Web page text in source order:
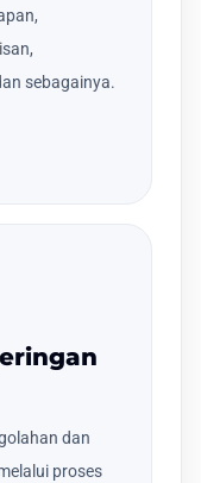
sebagainya.
dan
proses